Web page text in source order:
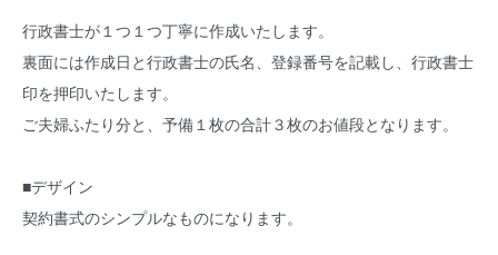
行政書士が１つ１つ丁寧に作成いたします。
裏面には作成日と行政書士の氏名、登録番号を記載し、行政書士
印を押印いたします。
ご夫婦ふたり分と、予備１枚の合計３枚のお値段となります。
■デザイン
契約書式のシンプルなものになります。